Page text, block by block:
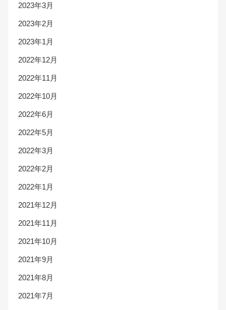
2023年3月
2023年2月
2023年1月
2022年12月
2022年11月
2022年10月
2022年6月
2022年5月
2022年3月
2022年2月
2022年1月
2021年12月
2021年11月
2021年10月
2021年9月
2021年8月
2021年7月